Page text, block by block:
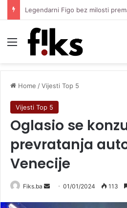
Menu
Home /Vijesti Top 5
Vijesti Top 5
Oglasio se
prevratanja
Venecije
Fiks.ba
Send01/01/2024 113